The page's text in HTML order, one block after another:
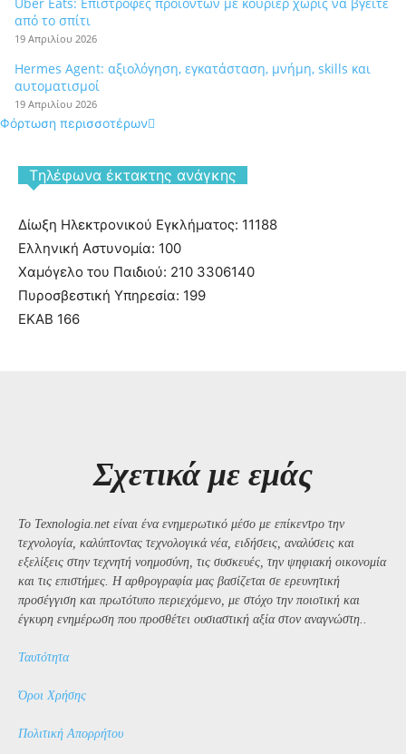
από το σπίτι
19 Απριλίου 2026
Hermes Agent: αξιολόγηση, εγκατάσταση, μνήμη, skills και
αυτοματισμοί
19 Απριλίου 2026
Φόρτωση περισσοτέρων
Tηλέφωνα έκτακτης ανάγκης
Δίωξη Ηλεκτρονικού Εγκλήματος: 11188
Ελληνική Αστυνομία: 100
Χαμόγελο του Παιδιού: 210 3306140
Πυροσβεστική Υπηρεσία: 199
ΕΚΑΒ 166
Σχετικά με εμάς
Το Texnologia.net είναι ένα ενημερωτικό μέσο με επίκεντρο την
τεχνολογία, καλύπτοντας τεχνολογικά νέα, ειδήσεις, αναλύσεις και
εξελίξεις στην τεχνητή νοημοσύνη, τις συσκευές, την ψηφιακή οικονομία
και τις επιστήμες. Η αρθρογραφία μας βασίζεται σε ερευνητική
προσέγγιση και πρωτότυπο περιεχόμενο, με στόχο την ποιοτική και
έγκυρη ενημέρωση που προσθέτει ουσιαστική αξία στον αναγνώστη..
Ταυτότητα
Όροι Χρήσης
Πολιτική Απορρήτου